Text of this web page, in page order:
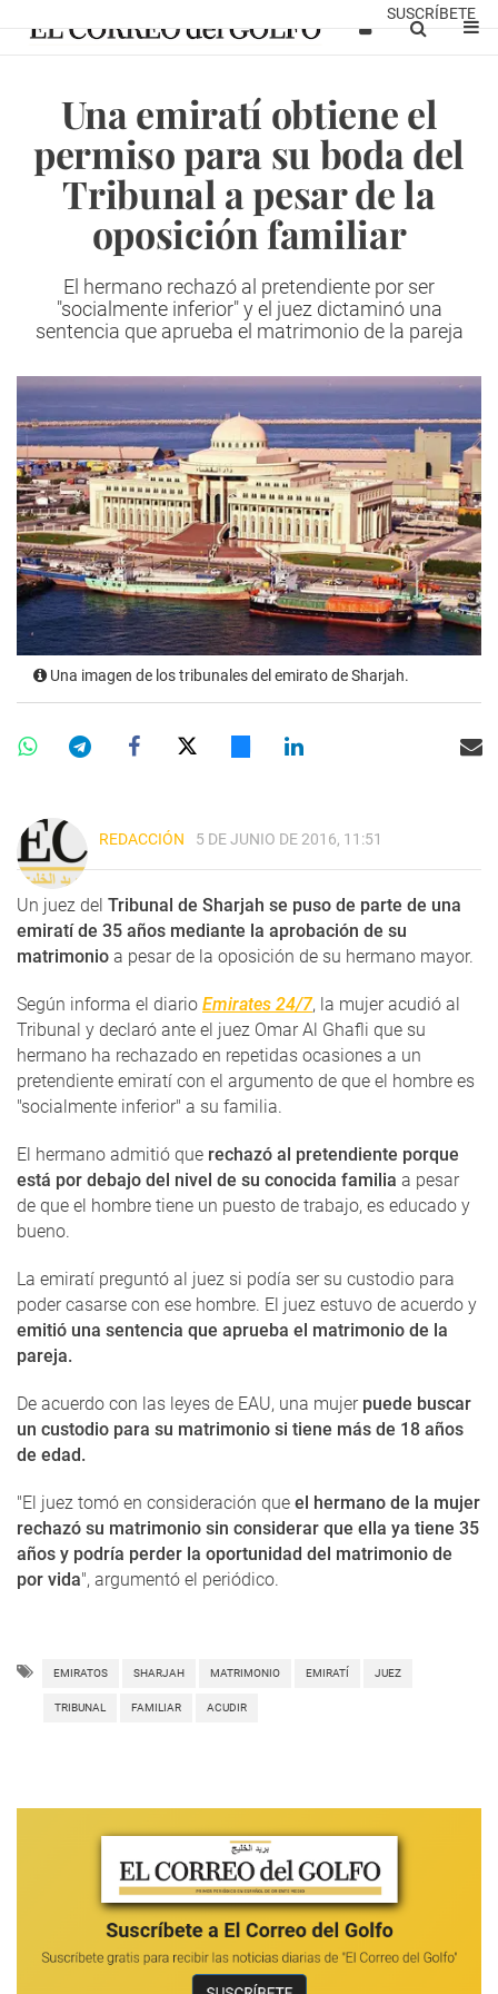
SUSCRÍBETE
Una emiratí obtiene el
permiso para su boda del
Tribunal a pesar de la
oposición familiar
El hermano rechazó al pretendiente por ser
"socialmente inferior" y el juez dictaminó una
sentencia que aprueba el matrimonio de la pareja
Una imagen de los tribunales del emirato de Sharjah.
REDACCIÓN 5 DE JUNIO DE 2016, 11:51
Un juez del Tribunal de Sharjah se puso de parte de una
emiratí de 35 años mediante la aprobación de su
matrimonio a pesar de la oposición de su hermano mayor.
Según informa el diario Emirates 24/7, la mujer acudió al
Tribunal y declaró ante el juez Omar Al Ghafli que su
hermano ha rechazado en repetidas ocasiones a un
pretendiente emiratí con el argumento de que el hombre es
"socialmente inferior" a su familia.
El hermano admitió que rechazó al pretendiente porque
está por debajo del nivel de su conocida familia a pesar
de que el hombre tiene un puesto de trabajo, es educado y
bueno.
La emiratí preguntó al juez si podía ser su custodio para
poder casarse con ese hombre. El juez estuvo de acuerdo y
emitió una sentencia que aprueba el matrimonio de la
pareja.
De acuerdo con las leyes de EAU, una mujer puede buscar
un custodio para su matrimonio si tiene más de 18 años
de edad.
"El juez tomó en consideración que el hermano de la mujer
rechazó su matrimonio sin considerar que ella ya tiene 35
años y podría perder la oportunidad del matrimonio de
por vida", argumentó el periódico.
EMIRATOS SHARJAH MATRIMONIO EMIRATÍ JUEZ
TRIBUNAL FAMILIAR ACUDIR